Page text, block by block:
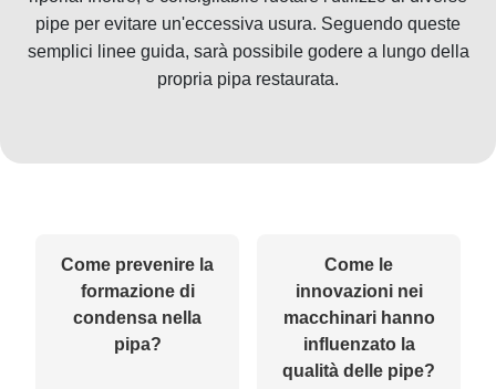
pipe per evitare un'eccessiva usura. Seguendo queste
semplici linee guida, sarà possibile godere a lungo della
propria pipa restaurata.
Come prevenire la
formazione di
condensa nella
pipa?
Come le
innovazioni nei
macchinari hanno
influenzato la
qualità delle pipe?